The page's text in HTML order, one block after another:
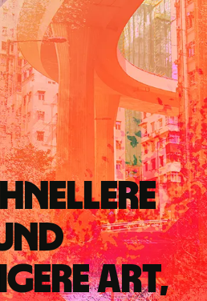
Art,